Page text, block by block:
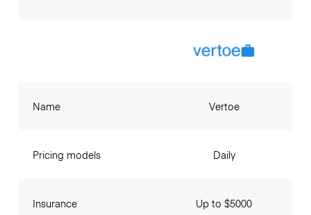
Name
Pricing models
Insurance
Vertoe
Daily
Up to $5000